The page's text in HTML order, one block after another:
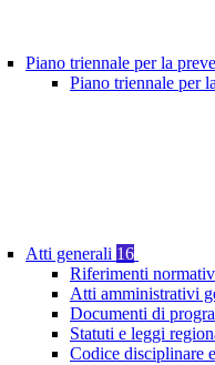
Piano triennale per la
Piano triennale per
Atti generali 16
Riferimenti
Atti amministrativi
Documenti di
Statuti e leggi
Codice disciplinare